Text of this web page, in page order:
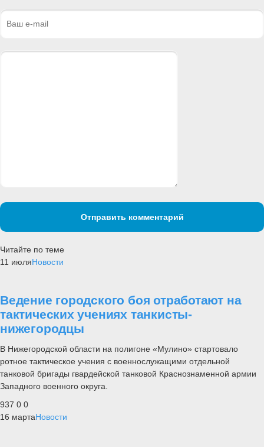
Отправить комментарий
Читайте по теме
11 июляНовости
Ведение городского боя отработают на
тактических учениях танкисты-
нижегородцы
В Нижегородской области на полигоне «Мулино» стартовало
ротное тактическое учения с военнослужащими отдельной
танковой бригады гвардейской танковой Краснознаменной армии
Западного военного округа.
937 0 0
16 мартаНовости